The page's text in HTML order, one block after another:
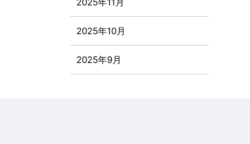
2025年10月
2025年9月